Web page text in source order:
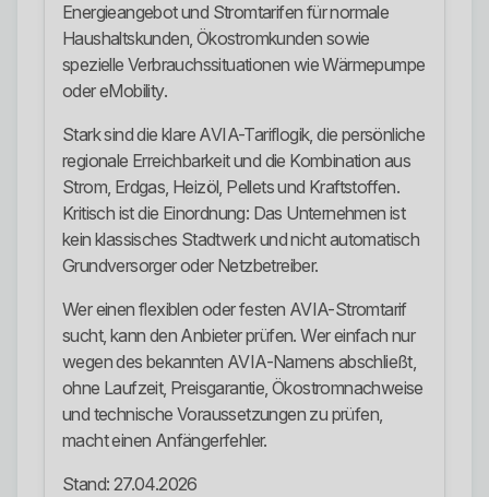
Energieangebot und Stromtarifen für normale
Haushaltskunden, Ökostromkunden sowie
spezielle Verbrauchssituationen wie Wärmepumpe
oder eMobility.
Stark sind die klare AVIA-Tariflogik, die persönliche
regionale Erreichbarkeit und die Kombination aus
Strom, Erdgas, Heizöl, Pellets und Kraftstoffen.
Kritisch ist die Einordnung: Das Unternehmen ist
kein klassisches Stadtwerk und nicht automatisch
Grundversorger oder Netzbetreiber.
Wer einen flexiblen oder festen AVIA-Stromtarif
sucht, kann den Anbieter prüfen. Wer einfach nur
wegen des bekannten AVIA-Namens abschließt,
ohne Laufzeit, Preisgarantie, Ökostromnachweise
und technische Voraussetzungen zu prüfen,
macht einen Anfängerfehler.
Stand: 27.04.2026